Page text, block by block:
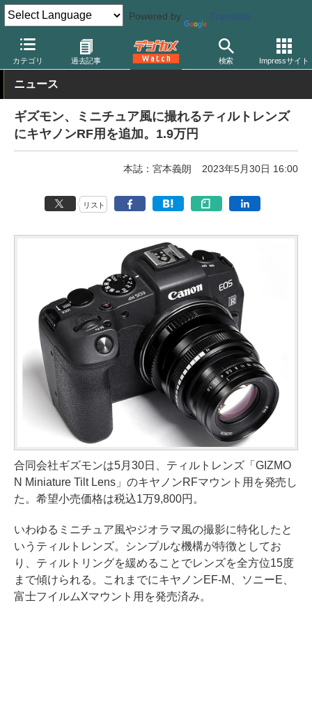
Powered by Translate
カテゴリ 過去記事 検索 Impressサイト
デジカメ Watch レンズ 交換レンズ
ニュース
ギズモン、ミニチュア風に撮れるティルトレンズ
にキヤノンRF用を追加。1.9万円
本誌：宮本義朗 2023年5月30日 16:00
リスト
合同会社ギズモンは5月30日、ティルトレンズ「GIZMO
N Miniature Tilt Lens」のキヤノンRFマウント用を発売し
た。希望小売価格は税込1万9,800円。
いわゆるミニチュア風やジオラマ風の撮影に特化したと
いうティルトレンズ。シンプルな機構が特徴としてお
り、ティルトリングを緩めることでレンズを全方位15度
まで傾けられる。これまでにキヤノンEF-M、ソニーE、
富士フイルムXマウント用を発売済み。